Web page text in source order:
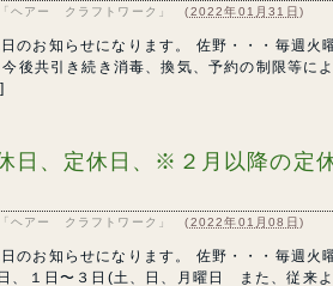
ヘアー クラフトワーク」 (2022年01月31日 )
のお知らせになります。 佐野・・・毎週火
後共引き続き消毒、換気、予約の制限等に
日、定休日、※２月以降の定
ヘアー クラフトワーク」 (2022年01月08日 )
のお知らせになります。 佐野・・・毎週火
、１日〜３日(土、日、月曜日 また、従来